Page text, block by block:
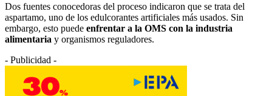
Dos fuentes conocedoras del proceso indicaron que se trata del
aspartamo, uno de los edulcorantes artificiales más usados. Sin
embargo, esto puede enfrentar a la OMS con la industria
alimentaria y organismos reguladores.
- Publicidad -